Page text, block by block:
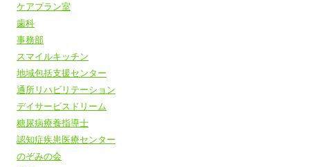
ケアプラン室
歯科
事務部
スマイルキッチン
地域包括支援センター
通所リハビリテーション
デイサービスドリーム
糖尿病療養指導士
認知症疾患医療センター
のぞみの会